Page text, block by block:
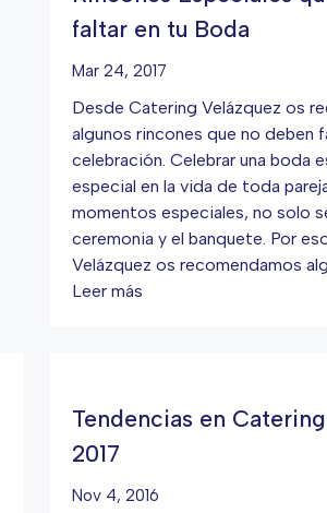
faltar en tu Boda
Mar 24, 2017
Desde Catering Velázquez os
algunos rincones que no deben
celebración. Celebrar una boda
especial en la vida de toda
momentos especiales, no solo
ceremonia y el banquete. Por
Velázquez os recomendamos
Leer más
Tendencias en
2017
Nov 4, 2016